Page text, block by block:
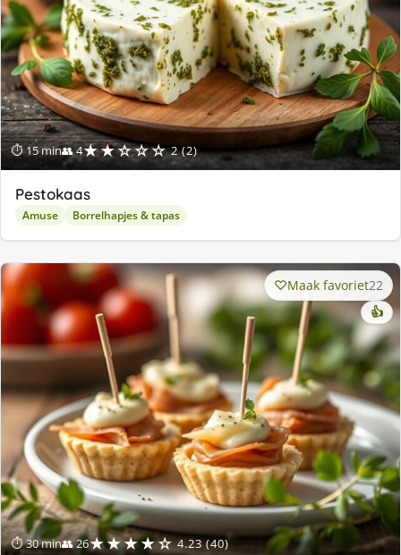
⏱ 15 min👥 4★★☆☆☆ 2 (2)
Pestokaas
Amuse Borrelhapjes & tapas
⏱ 30 min👥 26★★★★☆ 4.23 (40)
Maak favoriet22
👍